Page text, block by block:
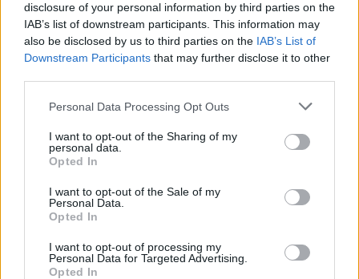
disclosure of your personal information by third parties on the
IAB’s list of downstream participants. This information may
also be disclosed by us to third parties on the IAB’s List of
Downstream Participants that may further disclose it to other
Personal Data Processing Opt Outs
I want to opt-out of the Sharing of my
personal data.
Opted In
I want to opt-out of the Sale of my
Personal Data.
Opted In
I want to opt-out of processing my
Personal Data for Targeted Advertising.
Opted In
pushtuara
rekord prej 567 milionë
dollarësh për dëmtimin e
fëmijëve
Të shtëna me armë zjarri
në një shkollë në Tajlandë,
6 të vdekur, mes tyre